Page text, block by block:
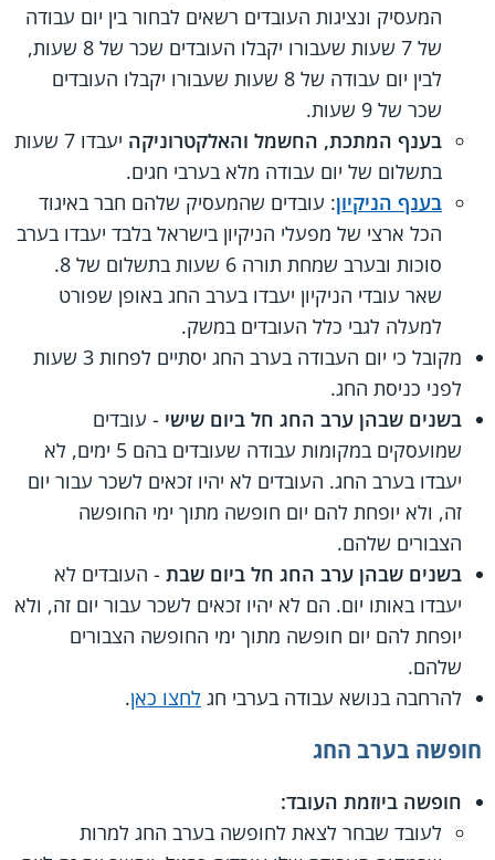
המעסיק ונציגות העובדים רשאים לבחור בין יום עבודה
של 7 שעות שעבורו יקבלו העובדים שכר של 8 שעות,
לבין יום עבודה של 8 שעות שעבורו יקבלו העובדים
שכר של 9 שעות.
בענף המתכת, החשמל והאלקטרוניקה
יעבדו 7 שעות
בתשלום של יום עבודה מלא בערבי חגים.
בענף הניקיון: עובדים שהמעסיק שלהם חבר באיגוד
הכל ארצי של מפעלי הניקיון בישראל בלבד יעבדו בערב
סוכות ובערב שמחת תורה 6 שעות בתשלום של 8.
שאר עובדי הניקיון יעבדו בערב החג באופן שפורט
למעלה לגבי כלל העובדים במשק.
מקובל כי יום העבודה בערב החג יסתיים לפחות 3 שעות
לפני כניסת החג.
בשנים שבהן ערב החג חל ביום שישי - עובדים
שמועסקים במקומות עבודה שעובדים בהם 5 ימים, לא
יעבדו בערב החג. העובדים לא יהיו זכאים לשכר עבור יום
זה, ולא יופחת להם יום חופשה מתוך ימי החופשה
הצבורים שלהם.
בשנים שבהן ערב החג חל ביום שבת - העובדים לא
יעבדו באותו יום. הם לא יהיו זכאים לשכר עבור יום זה, ולא
יופחת להם יום חופשה מתוך ימי החופשה הצבורים
שלהם.
להרחבה בנושא עבודה בערבי חג לחצו כאן.
חופשה בערב החג
חופשה ביוזמת העובד:
לעובד שבחר לצאת לחופשה בערב החג למרות